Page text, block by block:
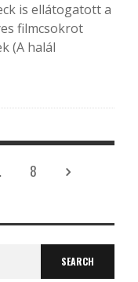
is ellátogatott a
filmcsokrot
(A halál
8